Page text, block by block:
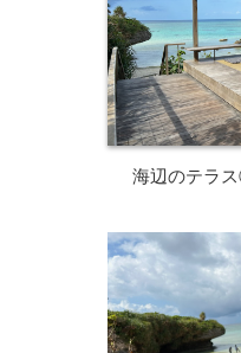
海辺のテラ